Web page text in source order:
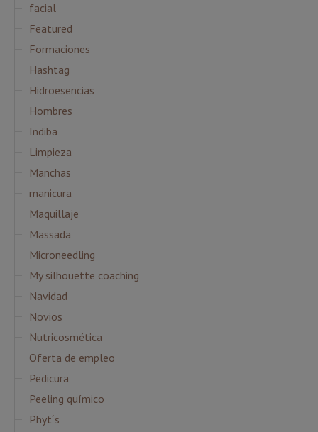
facial
Featured
Formaciones
Hashtag
Hidroesencias
Hombres
Indiba
Limpieza
Manchas
manicura
Maquillaje
Massada
Microneedling
My silhouette coaching
Navidad
Novios
Nutricosmética
Oferta de empleo
Pedicura
Peeling químico
Phyt´s